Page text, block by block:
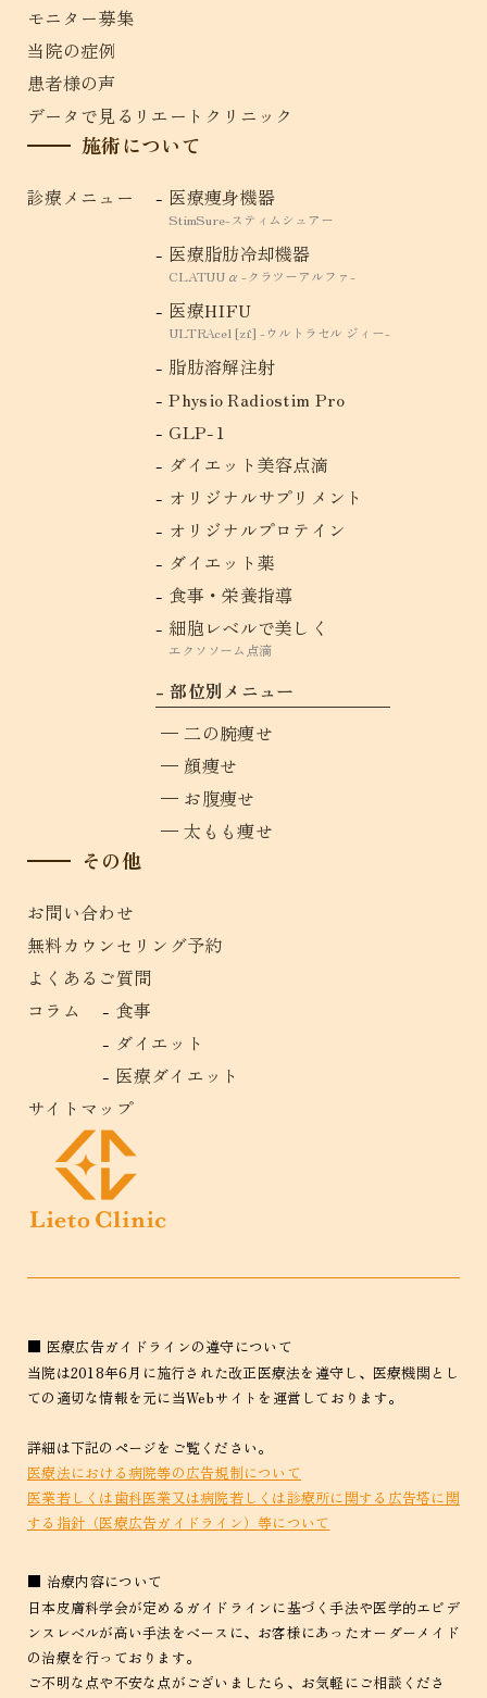
モニター募集
当院の症例
患者様の声
データで見るリエートクリニック
施術について
診療メニュー 医療痩身機器
StimSure-スティムシュアー
医療脂肪冷却機器
CLATUU α -クラツーアルファ-
医療HIFU
ULTRAcel [zíː] -ウルトラセル ジィー-
脂肪溶解注射
Physio Radiostim Pro
GLP-1
ダイエット美容点滴
オリジナルサプリメント
オリジナルプロテイン
ダイエット薬
食事・栄養指導
細胞レベルで美しく
エクソソーム点滴
部位別メニュー
二の腕痩せ
顔痩せ
お腹痩せ
太もも痩せ
その他
お問い合わせ
無料カウンセリング予約
よくあるご質問
コラム
食事
ダイエット
医療ダイエット
サイトマップ
■ 医療広告ガイドラインの遵守について
当院は2018年6月に施行された改正医療法を遵守し、医療機関とし
ての適切な情報を元に当Webサイトを運営しております。
詳細は下記のページをご覧ください。
医療法における病院等の広告規制について
医業若しくは歯科医業又は病院若しくは診療所に関する広告塔に関
する指針（医療広告ガイドライン）等について
■ 治療内容について
日本皮膚科学会が定めるガイドラインに基づく手法や医学的エビデ
ンスレベルが高い手法をベースに、お客様にあったオーダーメイド
の治療を行っております。
ご不明な点や不安な点がございましたら、お気軽にご相談くださ